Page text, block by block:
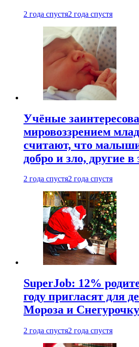
2 года спустя2 года спустя
Учёные
мировоззрением
считают, что
добро и зло, другие в
2 года спустя2 года спустя
SuperJob: 12%
году пригласят для
Мороза и Снегурочку
2 года спустя2 года спустя